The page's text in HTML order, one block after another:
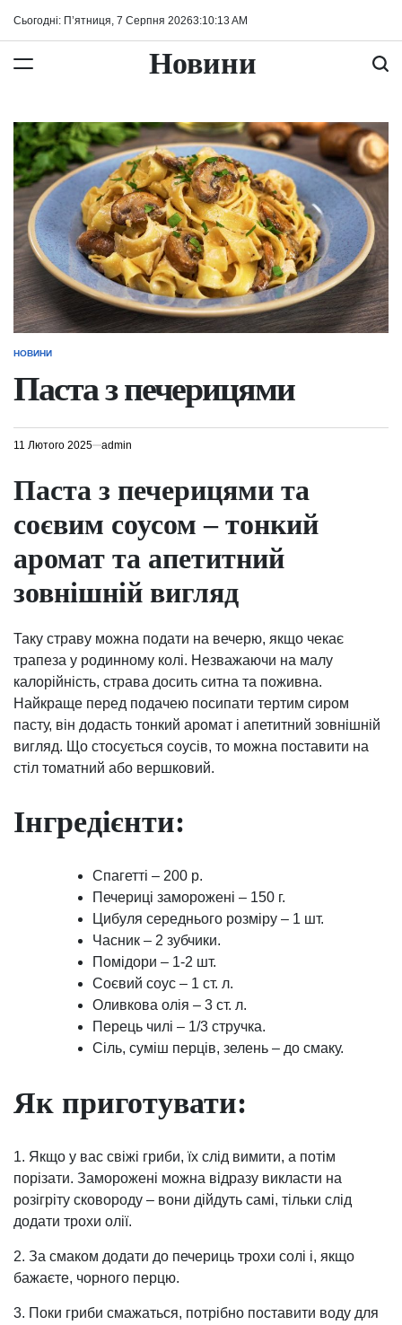
Сьогодні: П’ятниця, 7 Серпня 20263:10:14 AM
Новини
ОПУБЛІКУВАТИ
НОВИНИ
Паста з печерицями
11 Лютого 2025 admin
Паста з печерицями та
соєвим соусом – тонкий
аромат та апетитний
зовнішній вигляд
Таку страву можна подати на вечерю, якщо чекає
трапеза у родинному колі. Незважаючи на малу
калорійність, страва досить ситна та поживна.
Найкраще перед подачею посипати тертим сиром
пасту, він додасть тонкий аромат і апетитний зовнішній
вигляд. Що стосується соусів, то можна поставити на
стіл томатний або вершковий.
Інгредієнти:
Спагетті – 200 р.
Печериці заморожені – 150 г.
Цибуля середнього розміру – 1 шт.
Часник – 2 зубчики.
Помідори – 1-2 шт.
Соєвий соус – 1 ст. л.
Оливкова олія – 3 ст. л.
Перець чилі – 1/3 стручка.
Сіль, суміш перців, зелень – до смаку.
Як приготувати:
1. Якщо у вас свіжі гриби, їх слід вимити, а потім
порізати. Заморожені можна відразу викласти на
розігріту сковороду – вони дійдуть самі, тільки слід
додати трохи олії.
2. За смаком додати до печериць трохи солі і, якщо
бажаєте, чорного перцю.
3. Поки гриби смажаться, потрібно поставити воду для